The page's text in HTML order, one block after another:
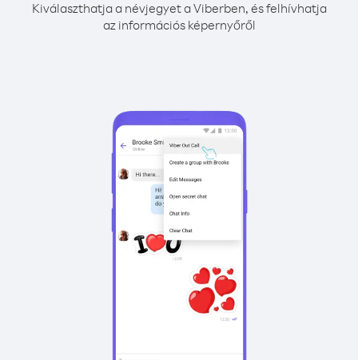
Kiválaszthatja a névjegyet a Viberben, és felhívhatja
az információs képernyőről